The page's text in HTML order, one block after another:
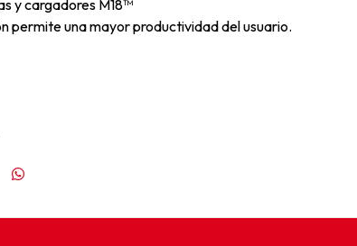
y cargadores M18™
permite una mayor productividad del usuario.